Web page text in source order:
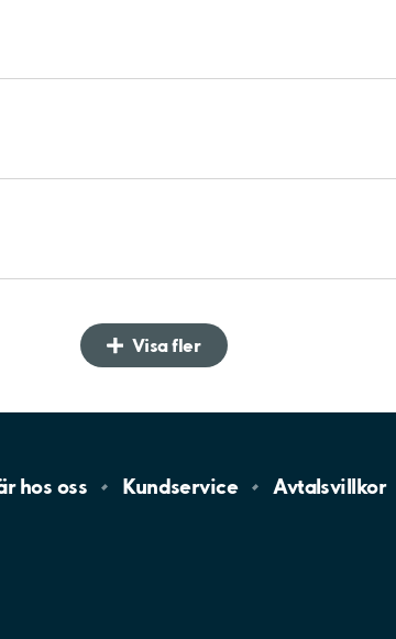
Visa fler
hos oss Kundservice Avtalsvillkor